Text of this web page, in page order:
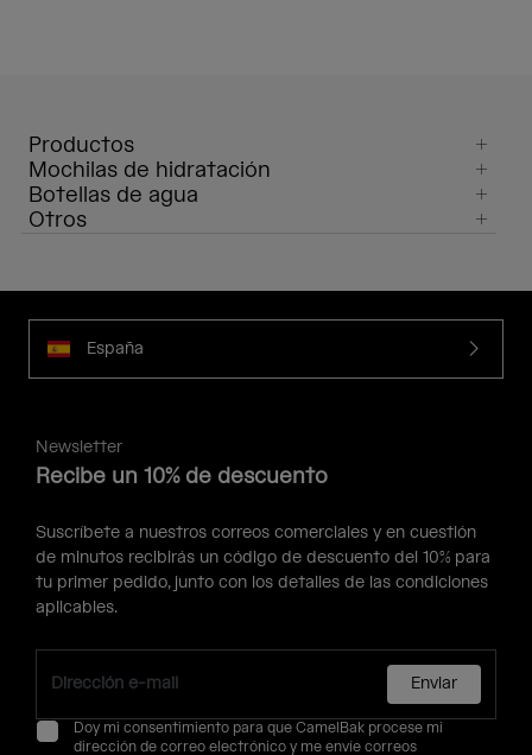
Productos
Mochilas de hidratación
Botellas de agua
Otros
España
Newsletter
Recibe un 10% de descuento
Suscríbete a nuestros correos comerciales y en cuestión
de minutos recibirás un código de descuento del 10% para
tu primer pedido, junto con los detalles de las condiciones
aplicables.
Enviar
Doy mi consentimiento para que CamelBak procese mi
dirección de correo electrónico y me envíe correos